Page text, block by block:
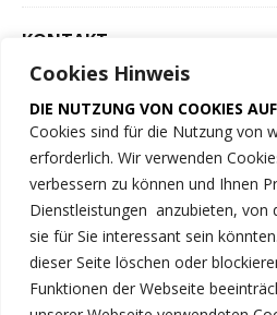
Cookies Hinweis
DIE NUTZUNG VON COOKIES
Cookies sind für die Nutzung von
erforderlich. Wir verwenden
verbessern zu können und Ihnen
Dienstleistungen anzubieten, von
sie für Sie interessant sein
dieser Seite löschen oder
Funktionen der Webseite
KONTAKT
der Marktgemeinde Molln
Feuerwehrstrasse 1
4591 Molln
Tel.: 07584/2222